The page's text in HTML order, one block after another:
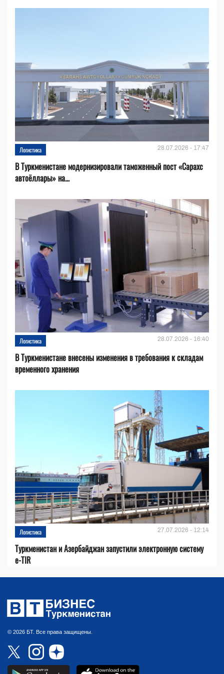
Логистика 28.07.2026 - 17:47
В Туркменистане модернизировали таможенный пост «Сарахс
автоёллары» на...
Логистика 28.07.2026 - 16:40
В Туркменистане внесены изменения в требования к складам
временного хранения
Логистика 27.07.2026 - 12:14
Туркменистан и Азербайджан запустили электронную систему
e-TIR
© 2026 БТ. Все права защищены.